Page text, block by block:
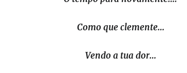
Como que clemente…
Vendo a tua dor…